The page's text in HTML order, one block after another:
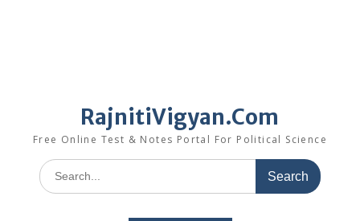
RajnitiVigyan.Com
Free Online Test & Notes Portal For Political Science
Search
for: